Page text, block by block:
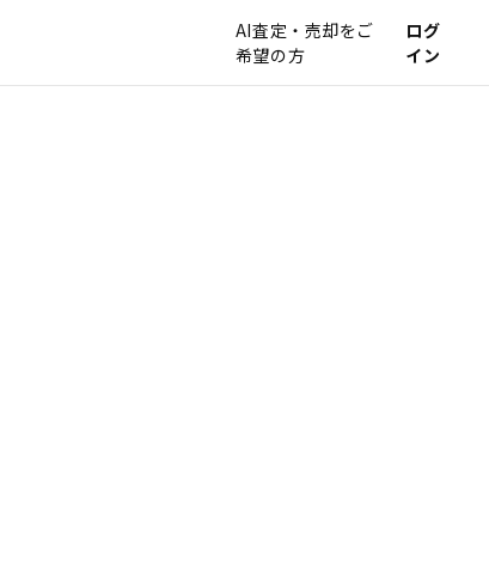
AI査定・売却をご
希望の方
ログ
イン